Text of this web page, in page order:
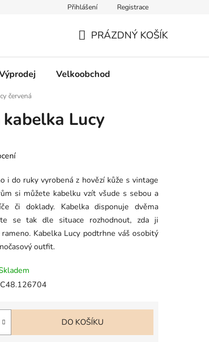
Přihlášení Registrace
KOŠÍK
PRÁZDNÝ KOŠÍK
Velkoobchod
červená
Lucy
i do ruky vyrobená z hovězí kůže s vintage
si můžete kabelku vzít všude s sebou a
či doklady. Kabelka disponuje dvěma
se tak dle situace rozhodnout, zda ji
Kabelka Lucy podtrhne váš osobitý
outfit.
C48.126704
DO KOŠÍKU